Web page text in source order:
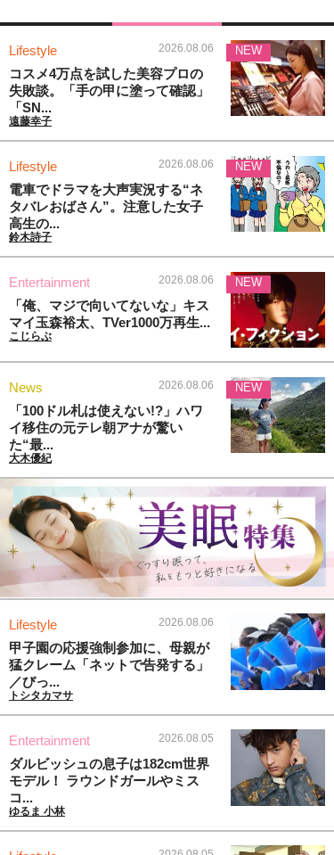
Lifestyle 2026.08.06
コスメ4万点を試した美容プロの
失敗談。「手の甲に塗って確認」
「SN...
遠藤幸子
NEW
Lifestyle 2026.08.06
電車でドラマを大声実況する“ネ
タバレおばさん”。注意した女子
高生の...
鈴木詩子
NEW
Entertainment 2026.08.06
「俺、マジで向いてないな」キス
マイ玉森裕太、TVer1000万再生...
こじらぶ
NEW
News 2026.08.06
「100ドル札は使えない!?」ハワ
イ移住の元テレ朝アナが驚い
た“最...
大木優紀
NEW
Lifestyle 2026.08.06
甲子園の応援強制参加に、母親が
猛クレーム「ネットで告発する」
／びっ...
トシタカマサ
Entertainment 2026.08.05
ダルビッシュの息子は182cm世界
モデル！ ラウンドガールやミス
コ...
ゆるま 小林